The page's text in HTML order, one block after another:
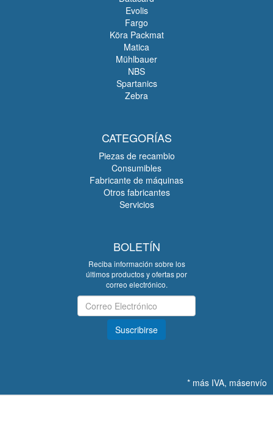
Evolis
Fargo
Köra Packmat
Matica
Mühlbauer
NBS
Spartanics
Zebra
CATEGORÍAS
Piezas de recambio
Consumibles
Fabricante de máquinas
Otros fabricantes
Servicios
BOLETÍN
Reciba información sobre los
últimos productos y ofertas por
correo electrónico.
Boletín
Suscribirse
* más IVA, másenvío